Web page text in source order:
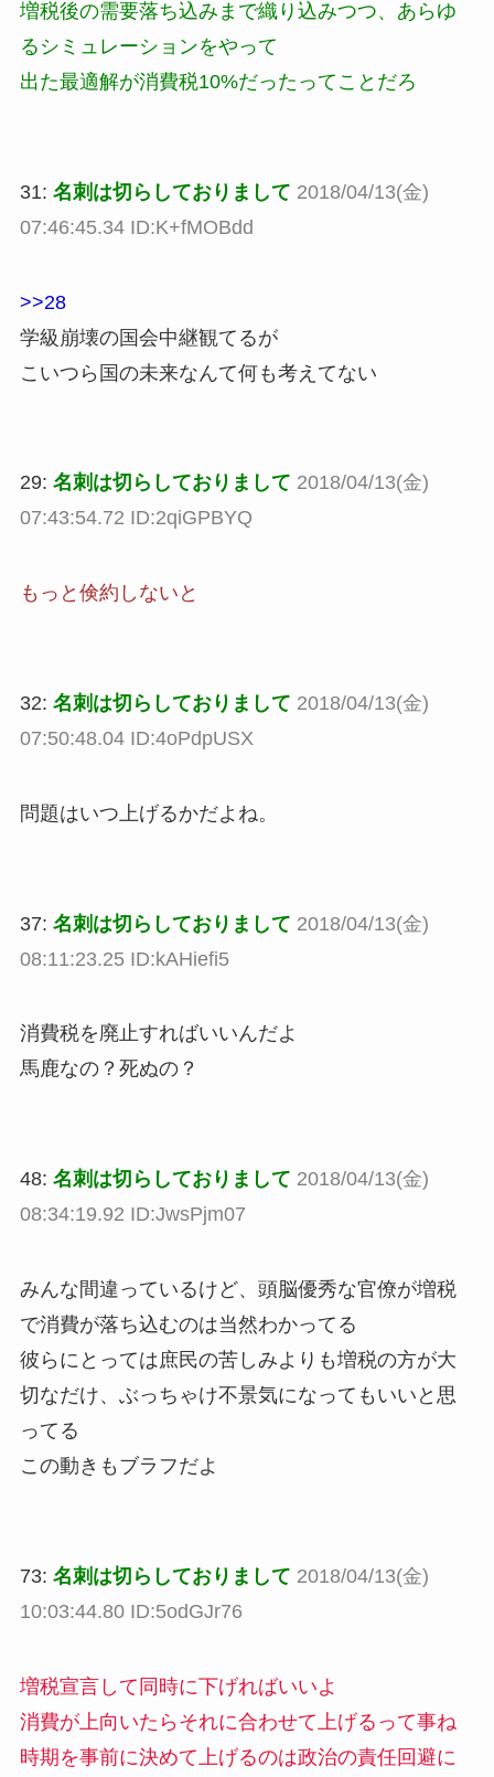
増税後の需要落ち込みまで織り込みつつ、あらゆ
るシミュレーションをやって
出た最適解が消費税10%だったってことだろ
31: 名刺は切らしておりまして 2018/04/13(金)
07:46:45.34 ID:K+fMOBdd
>>28
学級崩壊の国会中継観てるが
こいつら国の未来なんて何も考えてない
29: 名刺は切らしておりまして 2018/04/13(金)
07:43:54.72 ID:2qiGPBYQ
もっと倹約しないと
32: 名刺は切らしておりまして 2018/04/13(金)
07:50:48.04 ID:4oPdpUSX
問題はいつ上げるかだよね。
37: 名刺は切らしておりまして 2018/04/13(金)
08:11:23.25 ID:kAHiefi5
消費税を廃止すればいいんだよ
馬鹿なの？死ぬの？
48: 名刺は切らしておりまして 2018/04/13(金)
08:34:19.92 ID:JwsPjm07
みんな間違っているけど、頭脳優秀な官僚が増税
で消費が落ち込むのは当然わかってる
彼らにとっては庶民の苦しみよりも増税の方が大
切なだけ、ぶっちゃけ不景気になってもいいと思
ってる
この動きもブラフだよ
73: 名刺は切らしておりまして 2018/04/13(金)
10:03:44.80 ID:5odGJr76
増税宣言して同時に下げればいいよ
消費が上向いたらそれに合わせて上げるって事ね
時期を事前に決めて上げるのは政治の責任回避に